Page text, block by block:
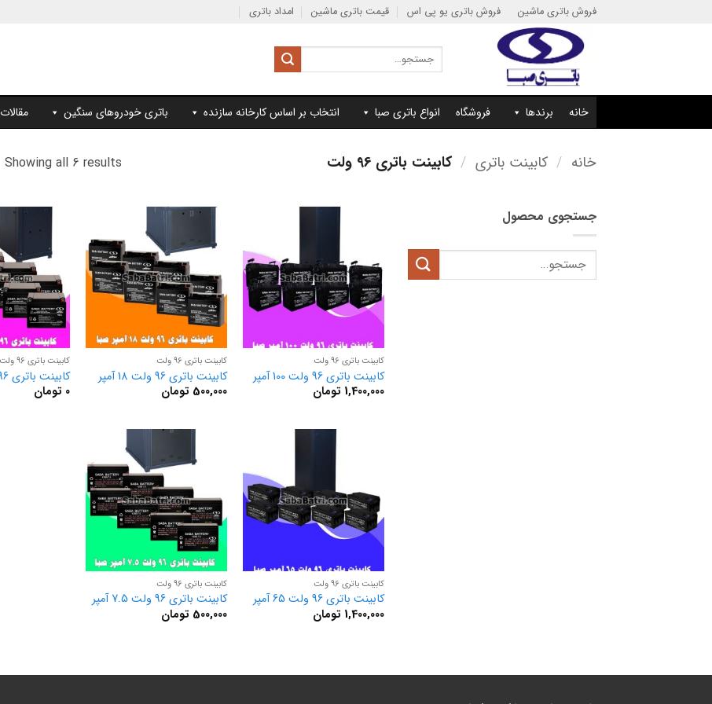
فروش باتری ماشین فروش باتری یو پی اس قیمت باتری ماشین امداد باتری
جستجو
برای:
خانه برندها فروشگاه انواع باتری صبا انتخاب بر اساس کارخانه سازنده باتری خودروهای سنگین مقالات
خانه / کابینت باتری / کابینت باتری 96 ولت Showing all 6 results
جستجوی محصول
جستجو
برای:
کابینت باتری 96 ولت
کابینت باتری 96 ولت 100 آمپر
1,400,000 تومان
کابینت باتری 96 ولت
کابینت باتری 96 ولت 18 آمپر
500,000 تومان
کابینت باتری 96 ولت
کابینت باتری 96 ولت 28 آمپر
0 تومان
کابینت باتری 96 ولت
کابینت باتری 96 ولت 65 آمپر
1,400,000 تومان
کابینت باتری 96 ولت
کابینت باتری 96 ولت 7.5 آمپر
500,000 تومان